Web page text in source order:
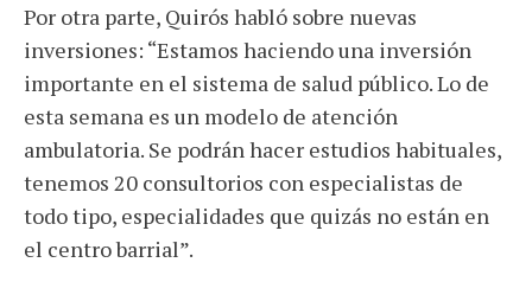
Por otra parte, Quirós habló sobre nuevas
inversiones: “Estamos haciendo una inversión
importante en el sistema de salud público. Lo de
esta semana es un modelo de atención
ambulatoria. Se podrán hacer estudios habituales,
tenemos 20 consultorios con especialistas de
todo tipo, especialidades que quizás no están en
el centro barrial”.